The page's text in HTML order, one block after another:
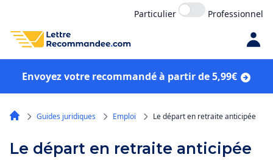
Particulier Professionnel
Envoyez votre recommandé à partir de 5,99€
Guides juridiques Emploi Le départ en retraite anticipée
Le départ en retraite anticipée